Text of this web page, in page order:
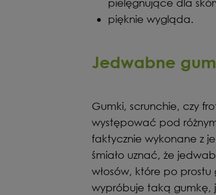
pielęgnujące dla
pięknie wygląda.
Jedwabne
Gumki, scrunchie, czy
występować pod
faktycznie wykonane z
śmiało uznać, że
włosów, które po prostu
wypróbuje taką gumkę,